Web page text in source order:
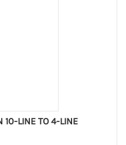
10-LINE TO 4-LINE